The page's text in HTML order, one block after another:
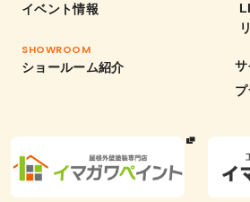
イベント情報
SHOWROOM
ショールーム紹介
サ